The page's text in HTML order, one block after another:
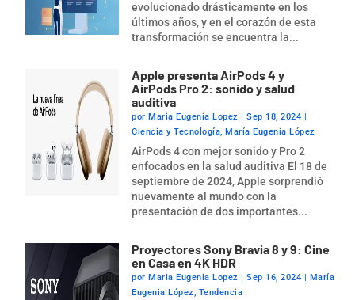
evolucionado drásticamente en los
últimos años, y en el corazón de esta
transformación se encuentra la...
Apple presenta AirPods 4 y
AirPods Pro 2: sonido y salud
auditiva
porMaria Eugenia Lopez |Sep 18, 2024 |
Ciencia y Tecnología,María Eugenia López
AirPods 4 con mejor sonido y Pro 2
enfocados en la salud auditiva El 18 de
septiembre de 2024, Apple sorprendió
nuevamente al mundo con la
presentación de dos importantes...
Proyectores Sony Bravia 8 y 9: Cine
en Casa en 4K HDR
porMaria Eugenia Lopez |Sep 16, 2024 | María
Eugenia López, Tendencia